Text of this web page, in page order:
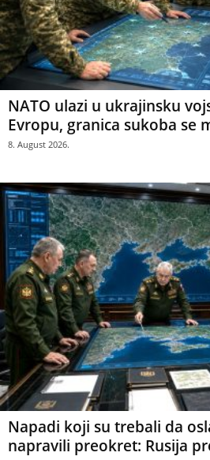
NATO ulazi u ukrajinsku
Evropu, granica sukoba se
8. August 2026.
Napadi koji su trebali da
napravili preokret: Rusija